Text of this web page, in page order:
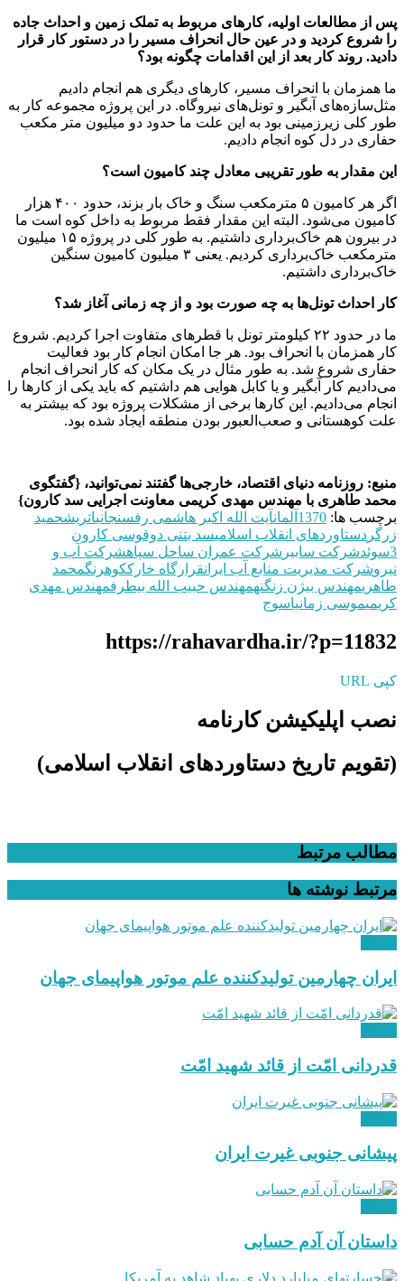
پس از مطالعات اولیه، کارهای مربوط به تملک زمین و احداث جاده
را شروع کردید و در عین حال انحراف مسیر را در دستور کار قرار
دادید. روند کار بعد از این اقدامات چگونه بود؟
ما همزمان با انحراف مسیر، کارهای دیگری هم انجام دادیم
مثل‌سازه‌های آبگیر و تونل‌های نیروگاه. در این پروژه مجموعه کار به
طور کلی زیرزمینی بود به این علت ما حدود دو میلیون متر مکعب
حفاری در دل کوه انجام دادیم.
این مقدار به طور تقریبی معادل چند کامیون است؟
اگر هر کامیون ۵ مترمکعب سنگ و خاک بار بزند، حدود ۴۰۰‌ هزار
کامیون می‌شود. البته این مقدار فقط مربوط به داخل کوه است ما
در بیرون هم خاک‌برداری داشتیم. به طور کلی در پروژه ۱۵ میلیون‌
مترمکعب خاک‌برداری کردیم. یعنی ۳ میلیون کامیون سنگین
خاک‌برداری داشتیم.
کار احداث تونل‌ها به چه صورت بود و از چه زمانی آغاز شد؟
ما در حدود ۲۲‌ کیلومتر تونل با قطرهای متفاوت اجرا کردیم. شروع
کار همزمان با انحراف بود. هر جا امکان انجام کار بود فعالیت
حفاری شروع شد. به طور مثال در یک مکان که کار انحراف انجام
می‌دادیم کار آبگیر و یا کابل هوایی هم داشتیم که باید یکی از کارها را
انجام می‌دادیم. این کارها برخی از مشکلات پروژه بود که بیشتر به
علت کوهستانی و صعب‌العبور بودن منطقه ایجاد شده بود.
منبع: روزنامه دنیای اقتصاد، خارجی‌ها گفتند نمی‌توانید، {گفتگوی
محمد طاهری با مهندس مهدی کریمی معاونت اجرایی سد کارون}
برچسب ها: 1370 آلمانآیت الله اکبر هاشمی رفسنجانیاتريشحميد
زرگر دستاوردهای انقلاب اسلامیسد بتنی دوقوسی کارون
3سوئدشركت سابير شركت عمران ساحل سپاهشرکت آب و
نیروشرکت مدیریت منابع آب ایرانقرارگاه خارككوهرنگمحمد
طاهریمهندس بیژن زنگنهمهندس حبیب الله بیطرفمهندس مهدی
کریمیموسی زمانياسوج
https://rahavardha.ir/?p=11832
کپی URL
نصب اپلیکیشن کارنامه
(تقویم تاریخ دستاوردهای انقلاب اسلامی​)
مطالب مرتبط
مرتبط نوشته ها
ایران چهارمین تولیدکننده علم موتور هواپیمای جهان
قدردانی امّت از قائد شهید امّت
پیشانی جنوبی غیرت ایران
داستان آن آدم حسابی